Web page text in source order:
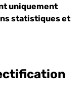
uniquement
statistiques et